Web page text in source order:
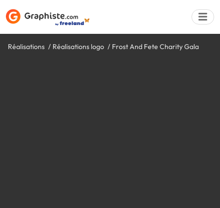
Réalisations Réalisations logo Frost And Fete Charity Gala